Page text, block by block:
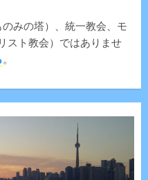
みの塔）、統一教会、モ
スト教会）ではありませ
。